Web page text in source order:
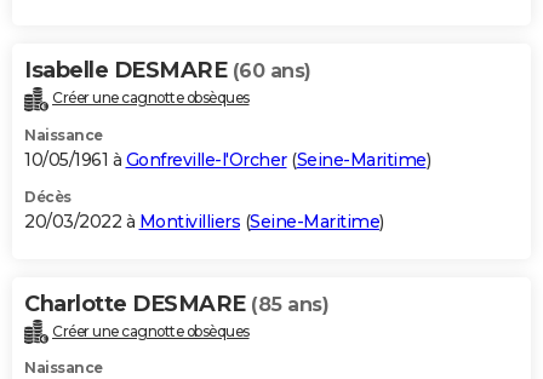
Isabelle DESMARE (60 ans)
Créer une cagnotte obsèques
Naissance
10/05/1961 à Gonfreville-l'Orcher(Seine-Maritime)
Décès
20/03/2022 à Montivilliers (Seine-Maritime)
Charlotte DESMARE (85 ans)
Créer une cagnotte obsèques
Naissance